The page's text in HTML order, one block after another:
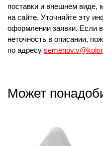
поставки и внешнем виде,
на сайте. Уточняйте эту
оформлении заявки. Если
неточность в описании,
по адресу
Может